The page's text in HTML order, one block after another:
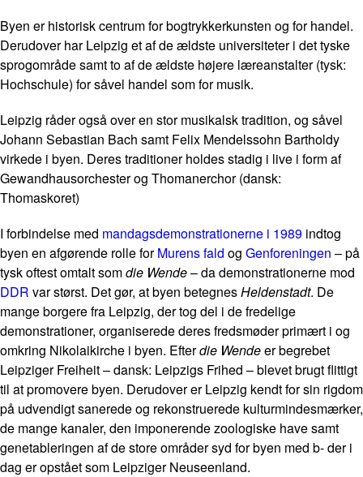
Byen er historisk centrum for bogtrykkerkunsten og for handel.
Derudover har Leipzig et af de ældste universiteter i det tyske
sprogområde samt to af de ældste højere læreanstalter (tysk:
Hochschule) for såvel handel som for musik.
Leipzig råder også over en stor musikalsk tradition, og såvel
Johann Sebastian Bach samt Felix Mendelssohn Bartholdy
virkede i byen. Deres traditioner holdes stadig i live i form af
Gewandhausorchester og Thomanerchor (dansk:
Thomaskoret)
I forbindelse med mandagsdemonstrationerne i 1989 indtog
byen en afgørende rolle forMurens fald og Genforeningen – på
tysk oftest omtalt somdie Wende– da demonstrationerne mod
DDR var størst. Det gør, at byen betegnesHeldenstadt. De
mange borgere fra Leipzig, der tog del i de fredelige
demonstrationer, organiserede deres fredsmøder primært i og
omkring Nikolaikirche i byen. Efterdie Wendeer begrebet
Leipziger Freiheit – dansk: Leipzigs Frihed – blevet brugt flittigt
til at promovere byen. Derudover er Leipzig kendt for sin rigdom
på udvendigt sanerede og rekonstruerede kulturmindesmærker,
de mange kanaler, den imponerende zoologiske have samt
genetableringen af de store områder syd for byen med b- der i
dag er opstået som Leipziger Neuseenland.